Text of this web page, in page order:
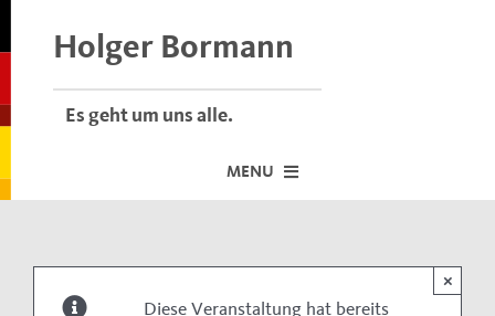
Holger Bormann
Es geht um uns alle.
MENU
Diese Veranstaltung hat bereits
×